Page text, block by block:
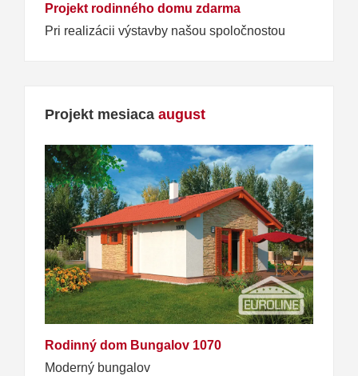
Projekt rodinného domu zdarma
Pri realizácii výstavby našou spoločnostou
Projekt mesiaca august
Rodinný dom Bungalov 1070
Moderný bungalov